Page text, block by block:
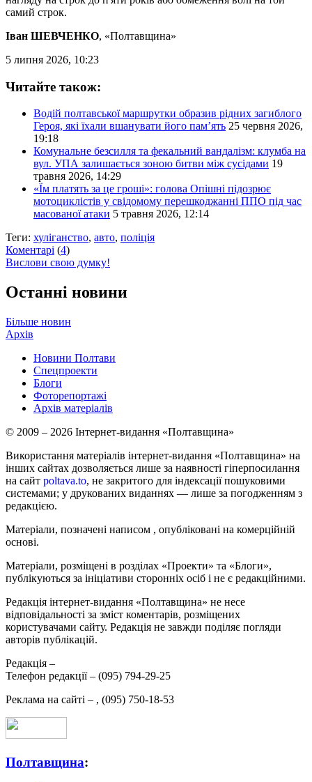
самий строк.
Іван ШЕВЧЕНКО, «Полтавщина»
5 липня 2026, 10:23
Читайте також:
Водій полтавської маршрутки образив рідних загиблого
Героя, які їхали вшанувати його пам’ять 25 червня 2026,
19:18
Комунальне безсилля та фекальний вандалізм: клумба на
вул. УПА залишається зоною битви між сусідами 19
травня 2026, 14:29
«Їм платять за це гроші»: голова Опішні підозрює
мотоциклістів у свідомому перешкоджанні ППО під час
масованої атаки 5 травня 2026, 12:14
Теги: хуліганство, авто, поліція
Коментарі (4)
Вислови свою думку!
Останні новини
Більше новин
Архів
Новини Полтави
Спецпроекти
Блоги
Фоторепортажі
Архів матеріалів
© 2009 – 2026 Інтернет-видання «Полтавщина»
Використання матеріалів інтернет-видання «Полтавщина» на
інших сайтах дозволяється лише за наявності гіперпосилання
на сайт poltava.to, не закритого для індексації пошуковими
системами; у друкованих виданнях — лише за погодженням з
редакцією.
Матеріали, позначені написом , опубліковані на комерційній
основі.
Матеріали, розміщені в розділах «Проекти» та «Блоги»,
публікуються за ініціативи сторонніх осіб і не є редакційними.
Редакція інтернет-видання «Полтавщина» не несе
відповідальності за зміст коментарів, розміщених
користувачами сайту. Редакція не завжди поділяє погляди
авторів публікацій.
Редакція –
Телефон редакції – (095) 794-29-25
Реклама на сайті – , (095) 750-18-53
Полтавщина: